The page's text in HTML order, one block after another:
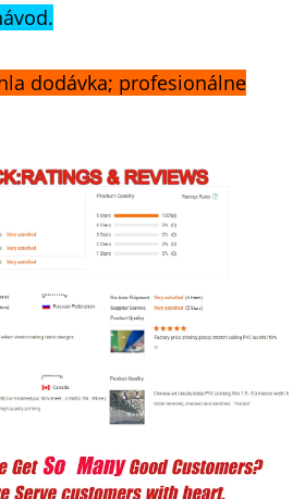
dodávka; profesionálne